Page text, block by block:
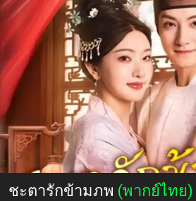
ชะตารักข้ามภพ (พากย์ไทย)